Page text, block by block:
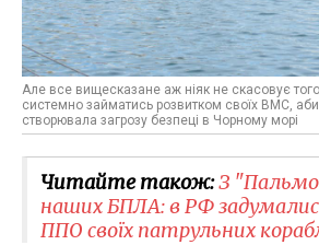
Але все вищесказане аж ніяк не скасовує
системно займатись розвитком своїх ВМС,
створювала загрозу безпеці в Чорному морі
Читайте також:З
наших БПЛА: в РФ
ППО своїх патрульних